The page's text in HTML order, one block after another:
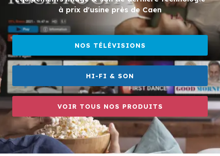
à prix d'usine près de Caen
NOS TÉLÉVISIONS
HI-FI & SON
VOIR TOUS NOS PRODUITS